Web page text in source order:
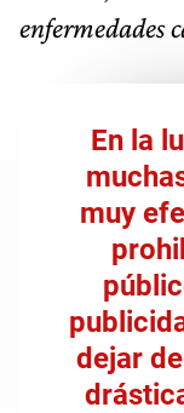
enfermedades
En la
muy
dejar